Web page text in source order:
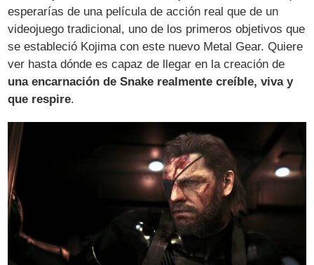
esperarías de una película de acción real que de un
videojuego tradicional, uno de los primeros objetivos que
se estableció Kojima con este nuevo Metal Gear. Quiere
ver hasta dónde es capaz de llegar en la creación de
una encarnación de Snake realmente creíble, viva y
que respire.